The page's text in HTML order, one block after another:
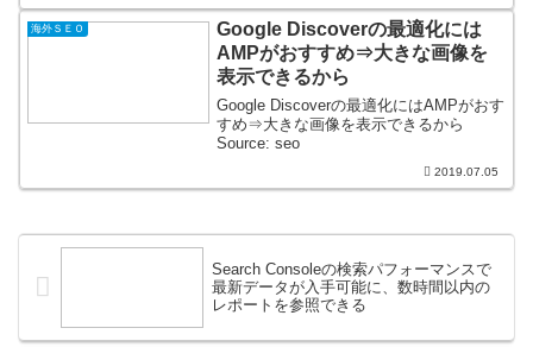
海外ＳＥＯ
Google Discoverの最適化には
AMPがおすすめ⇒大きな画像を
表示できるから
Google Discoverの最適化にはAMPがおす
すめ⇒大きな画像を表示できるから
Source: seo
2019.07.05
Search Consoleの検索パフォーマンスで
最新データが入手可能に、数時間以内の
レポートを参照できる